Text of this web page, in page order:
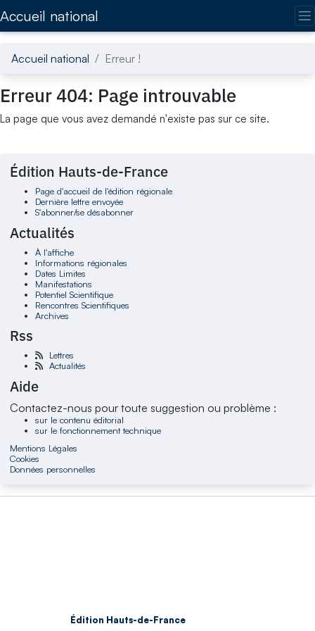
Accueil national
Accueil national Erreur !
Erreur 404: Page introuvable
La page que vous avez demandé n'existe pas sur ce site.
Édition Hauts-de-France
Page d'accueil de l'édition régionale
Dernière lettre envoyée
S'abonner/se désabonner
Actualités
À l'affiche
Informations régionales
Dates Limites
Manifestations
Potentiel Scientifique
Rencontres Scientifiques
Archives
Rss
Lettres
Actualités
Aide
Contactez-nous pour toute suggestion ou problème :
sur le contenu éditorial
sur le fonctionnement technique
Mentions Légales
Cookies
Données personnelles
Édition Hauts-de-France